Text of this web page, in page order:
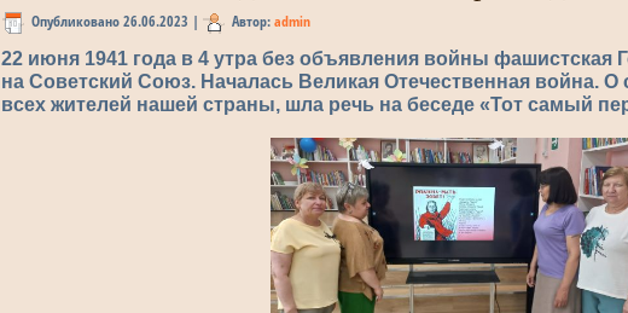
Опубликовано26.06.2023 | Автор:admin
22 июня 1941 года в 4 утра без объявления войны фашистская
на Советский Союз. Началась Великая Отечественная война.
всех жителей нашей страны, шла речь на беседе «Тот самый